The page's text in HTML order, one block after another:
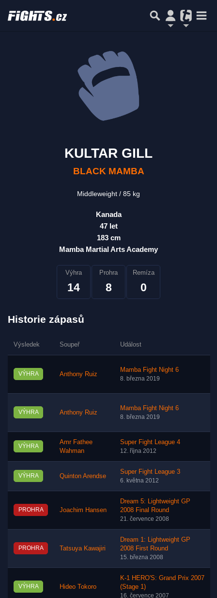
KULTAR GILL
BLACK MAMBA
Middleweight 85 kg
Kanada
47 let
183 cm
Mamba Martial Arts Academy
Výhra
14
Prohra
8
Remíza
0
Historie zápasů
Výsledek Soupeř Událost
VÝHRA Anthony Ruiz
Mamba Fight Night 6
8. března 2019
VÝHRA Anthony Ruiz
Mamba Fight Night 6
8. března 2019
VÝHRA
Amr Fathee
Wahman
Super Fight League 4
12. října 2012
VÝHRA Quinton Arendse
Super Fight League 3
6. května 2012
PROHRA Joachim Hansen
Dream 5: Lightweight GP
2008 Final Round
21. července 2008
PROHRA Tatsuya Kawajiri
Dream 1: Lightweight GP
2008 First Round
15. března 2008
VÝHRA Hideo Tokoro
K-1 HERO'S: Grand Prix 2007
(Stage 1)
16. července 2007